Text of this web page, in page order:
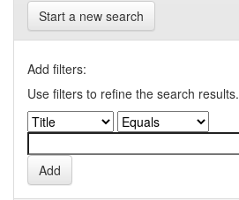
Start a new search
Add filters:
Use filters to refine the search results.